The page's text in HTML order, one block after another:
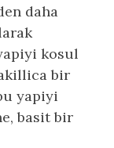
daha
kosul
bir
yapiyi
basit bir